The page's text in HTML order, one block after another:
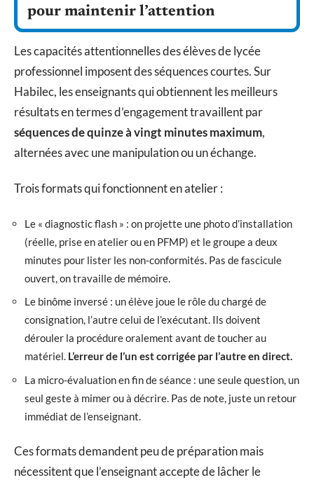
pour maintenir l’attention
Les capacités attentionnelles des élèves de lycée
professionnel imposent des séquences courtes. Sur
Habilec, les enseignants qui obtiennent les meilleurs
résultats en termes d’engagement travaillent par
séquences de quinze à vingt minutes maximum,
alternées avec une manipulation ou un échange.
Trois formats qui fonctionnent en atelier :
Le « diagnostic flash » : on projette une photo d’installation
(réelle, prise en atelier ou en PFMP) et le groupe a deux
minutes pour lister les non-conformités. Pas de fascicule
ouvert, on travaille de mémoire.
Le binôme inversé : un élève joue le rôle du chargé de
consignation, l’autre celui de l’exécutant. Ils doivent
dérouler la procédure oralement avant de toucher au
matériel. L’erreur de l’un est corrigée par l’autre en direct.
La micro-évaluation en fin de séance : une seule question, un
seul geste à mimer ou à décrire. Pas de note, juste un retour
immédiat de l’enseignant.
Ces formats demandent peu de préparation mais
nécessitent que l’enseignant accepte de lâcher le